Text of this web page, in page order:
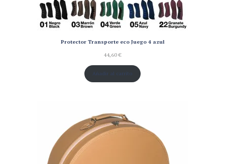
Protector Transporte eco Juego 4 azul
44,60€
Añadir al carrito